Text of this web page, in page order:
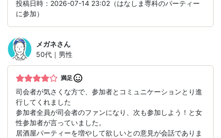
投稿日時：2026-07-14 23:02（はなしま専科のパーティー
に参加）
メガネさん
50代｜男性
満足
司会者が気さくな方で、参加者とコミュニケーションとり進
行してくれました
参加者全員が司会者のファンになり、次も参加しよう！と女
性参加者が言っていました。
居酒屋パーティーを増やして欲しいとの意見が会話でありま